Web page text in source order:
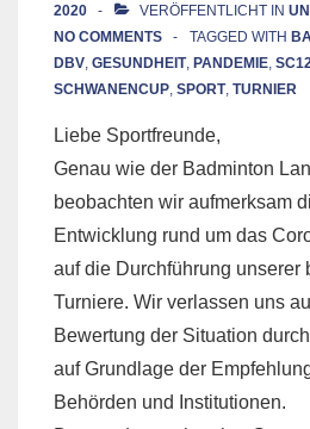
2020
VERÖFFENTLICHT IN
NO COMMENTS
TAGGED WITH
DBV GESUNDHEIT, PANDEMIE SC12
SCHWANENCUP SPORT, TURNIER
Liebe Sportfreunde,
Genau wie der Badminton
beobachten wir aufmerksam
Entwicklung rund um das
auf die Durchführung unserer
Turniere. Wir verlassen uns
Bewertung der Situation
auf Grundlage der
Behörden und Institutionen.